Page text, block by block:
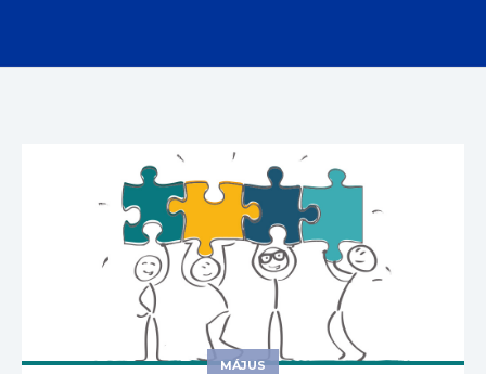
MÁJUS